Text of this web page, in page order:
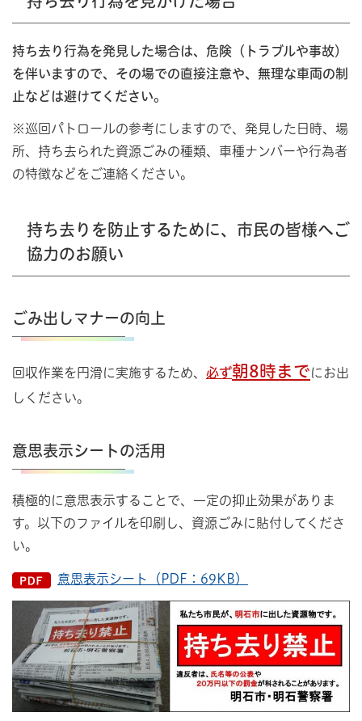
持ち去り行為を発見した場合は、 危険（トラブルや事故）
を伴いますので、その場での直接注意や、無理な車両の制
止などは避けてください。
※巡回パトロールの参考にしますので、発見した日時、場
所、持ち去られた資源ごみの種類、車種ナンバーや行為者
の特徴などをご連絡ください。
持ち去りを防止するために、市民の皆様へご
協力のお願い
ごみ出しマナーの向上
回収作業を円滑に実施するため、 必ず朝8時までにお出
しください。
意思表示シートの活用
積極的に意思表示することで、一定の抑止効果がありま
す。以下のファイルを印刷し、資源ごみに貼付してくださ
い。
意思表示シート（PDF：69KB）